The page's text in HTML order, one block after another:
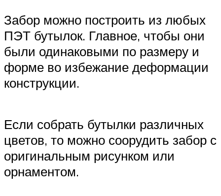
Забор можно построить из любых
ПЭТ бутылок. Главное, чтобы они
были одинаковыми по размеру и
форме во избежание деформации
конструкции.
Если собрать бутылки различных
цветов, то можно соорудить забор с
оригинальным рисунком или
орнаментом.